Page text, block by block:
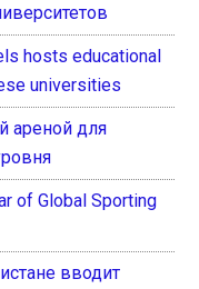
hosts educational
universities
ареной для
of Global Sporting
вводит